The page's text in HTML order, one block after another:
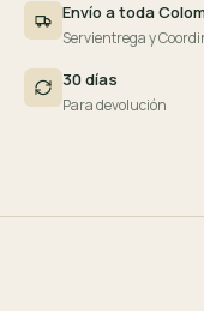
Envío a toda
Servientrega y
30 días
Para devolución